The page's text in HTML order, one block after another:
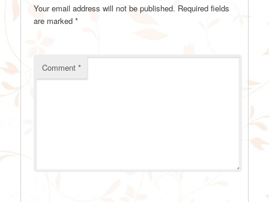
Your email address will not be published. Required fields
are marked*
Comment*